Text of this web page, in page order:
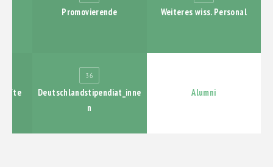
AUSSTELLUNGEN
Promovierende Weiteres wiss. Personal
36
Deutschlandstipendiat_inne
n
Alumni